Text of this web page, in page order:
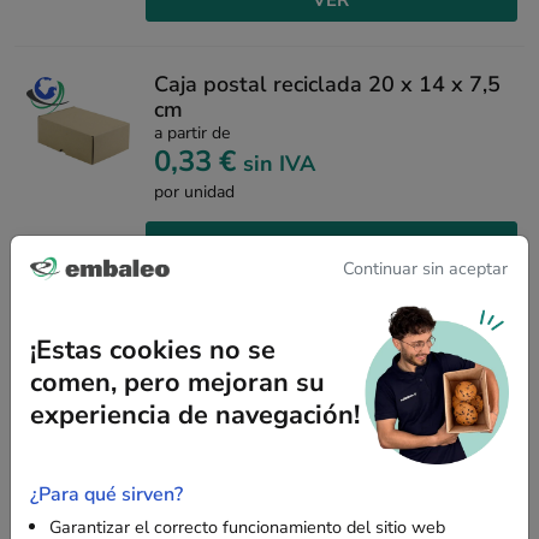
Caja postal reciclada 20 x 14 x 7,5
cm
a partir de
0,33 € sin IVA
por unidad
VER
Mostrando 1-12 de 47 artículo(s)
1 2 3 4
Continuar sin aceptar
¡Estas cookies no se
comen, pero mejoran su
experiencia de navegación!
¿Para qué sirven?
Garantizar el correcto funcionamiento del sitio web